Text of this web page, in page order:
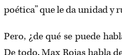
poética” que le da unidad y
Pero, ¿de qué se puede